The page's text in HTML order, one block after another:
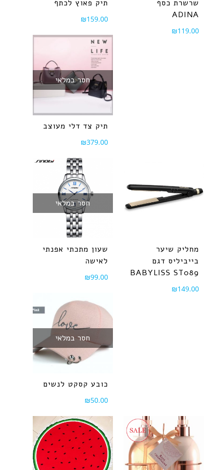
שרשרת כסף
ADINA
₪119.00
תיק פאוץ לכתף
₪159.00
חסר במלאי
תיק צד דלי מעוצב
₪379.00
מחליק שיער
בייביליס דגם
BABYLISS ST089
₪149.00
חסר במלאי
שעון מתכתי אפנתי
לאישה
₪99.00
חסר במלאי
כובע קסקט לנשים
₪50.00